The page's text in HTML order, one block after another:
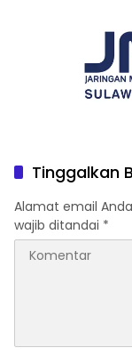
Tinggalkan
Alamat email
wajib ditandai *